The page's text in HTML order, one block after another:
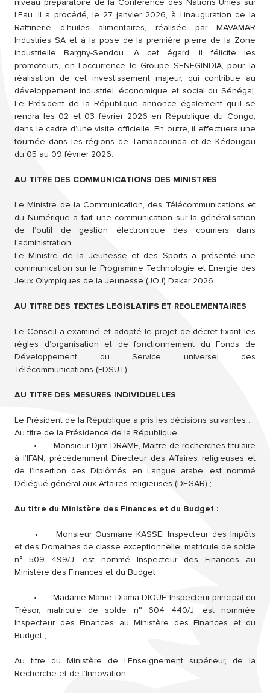
niveau préparatoire de la Conférence des Nations Unies sur
l’Eau. Il a procédé, le 27 janvier 2026, à l’inauguration de la
Raffinerie d’huiles alimentaires, réalisée par MAVAMAR
Industries SA et à la pose de la première pierre de la Zone
industrielle Bargny-Sendou. A cet égard, il félicite les
promoteurs, en l’occurrence le Groupe SENEGINDIA, pour la
réalisation de cet investissement majeur, qui contribue au
développement industriel, économique et social du Sénégal.
Le Président de la République annonce également qu’il se
rendra les 02 et 03 février 2026 en République du Congo,
dans le cadre d’une visite officielle. En outre, il effectuera une
tournée dans les régions de Tambacounda et de Kédougou
du 05 au 09 février 2026.
AU TITRE DES COMMUNICATIONS DES MINISTRES
Le Ministre de la Communication, des Télécommunications et
du Numérique a fait une communication sur la généralisation
de l’outil de gestion électronique des courriers dans
l’administration.
Le Ministre de la Jeunesse et des Sports a présenté une
communication sur le Programme Technologie et Energie des
Jeux Olympiques de la Jeunesse (JOJ) Dakar 2026.
AU TITRE DES TEXTES LEGISLATIFS ET REGLEMENTAIRES
Le Conseil a examiné et adopté le projet de décret fixant les
règles d’organisation et de fonctionnement du Fonds de
Développement du Service universel des
Télécommunications (FDSUT).
AU TITRE DES MESURES INDIVIDUELLES
Le Président de la République a pris les décisions suivantes :
Au titre de la Présidence de la République
•
Monsieur Djim DRAME, Maitre de recherches titulaire
à l’IFAN, précédemment Directeur des Affaires religieuses et
de l’Insertion des Diplômés en Langue arabe, est nommé
Délégué général aux Affaires religieuses (DEGAR) ;
Au titre du Ministère des Finances et du Budget :
•
Monsieur Ousmane KASSE, Inspecteur des Impôts
et des Domaines de classe exceptionnelle, matricule de solde
n° 509 499/J, est nommé Inspecteur des Finances au
Ministère des Finances et du Budget ;
•
Madame Mame Diama DIOUF, Inspecteur principal du
Trésor, matricule de solde n° 604 440/J, est nommée
Inspecteur des Finances au Ministère des Finances et du
Budget ;
Au titre du Ministère de l’Enseignement supérieur, de la
Recherche et de l’Innovation :